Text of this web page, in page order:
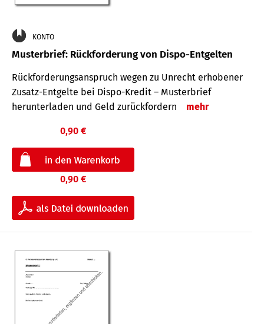
KONTO
Musterbrief: Rückforderung von Dispo-Entgelten
Rückforderungsanspruch wegen zu Unrecht erhobener
Zusatz-Entgelte bei Dispo-Kredit – Musterbrief
herunterladen und Geld zurückfordern
mehr
0,90 €
0,90 €